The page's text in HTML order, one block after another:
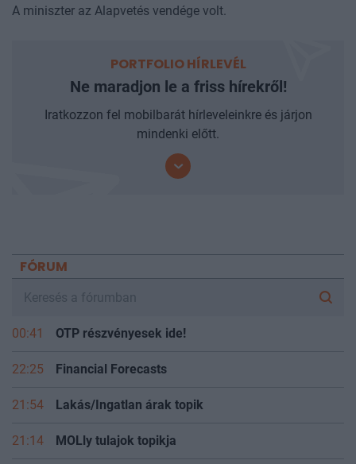
A miniszter az Alapvetés vendége volt.
PORTFOLIO HÍRLEVÉL
Ne maradjon le a friss hírekről!
Iratkozzon fel mobilbarát hírleveleinkre és járjon
mindenki előtt.
FÓRUM
00:41 OTP részvényesek ide!
22:25 Financial Forecasts
21:54 Lakás/Ingatlan árak topik
21:14 MOLly tulajok topikja